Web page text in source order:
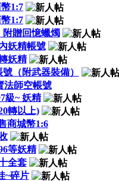
1:7
1:7
附贈回憶蠟燭
妖精帳號
妖精
（附武器裝備）
法師空帳號
級~ 妖精
轉以上)
商城幣1:6
等妖精
全套
~碎片